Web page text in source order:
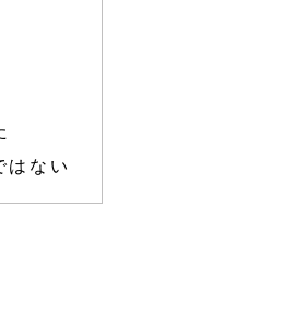
はない